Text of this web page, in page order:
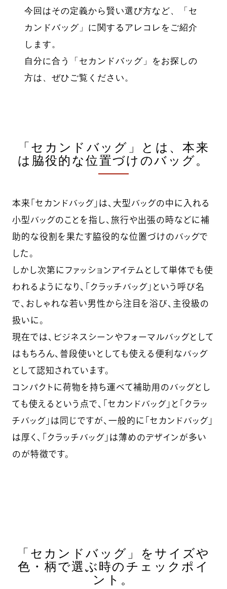
今回はその定義から賢い選び方など、「セ
カンドバッグ」に関するアレコレをご紹介
します。
自分に合う「セカンドバッグ」をお探しの
方は、ぜひご覧ください。
「セカンドバッグ」とは、本来
は脇役的な位置づけのバッグ。
本来「セカンドバッグ」は、大型バッグの中に入れる
小型バッグのことを指し、旅行や出張の時などに補
助的な役割を果たす脇役的な位置づけのバッグで
した。
しかし次第にファッションアイテムとして単体でも使
われるようになり、「クラッチバッグ」という呼び名
で、おしゃれな若い男性から注目を浴び、主役級の
扱いに。
現在では、ビジネスシーンやフォーマルバッグとして
はもちろん、普段使いとしても使える便利なバッグ
として認知されています。
コンパクトに荷物を持ち運べて補助用のバッグとし
ても使えるという点で、「セカンドバッグ」と「クラッ
チバッグ」は同じですが、一般的に「セカンドバッグ」
は厚く、「クラッチバッグ」は薄めのデザインが多い
のが特徴です。
「セカンドバッグ」をサイズや
色・柄で選ぶ時のチェックポイ
ント。